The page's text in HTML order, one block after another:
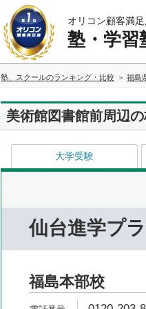
オリコン顧客満
塾・学習
塾、スクールのランキング・比較 福島
美術館図書館前周辺
大学受験
仙台進学プ
福島本部校